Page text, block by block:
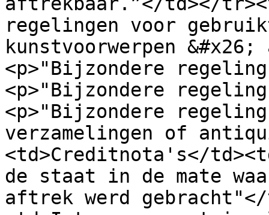
regelingen voor
kunstvoorwerpen
<p>"Bijzondere
<p>"Bijzondere
<p>"Bijzondere
verzamelingen of
<td>Creditnota's</
de staat in de mate
aftrek werd